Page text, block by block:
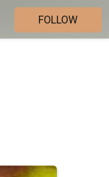
FOLLOW